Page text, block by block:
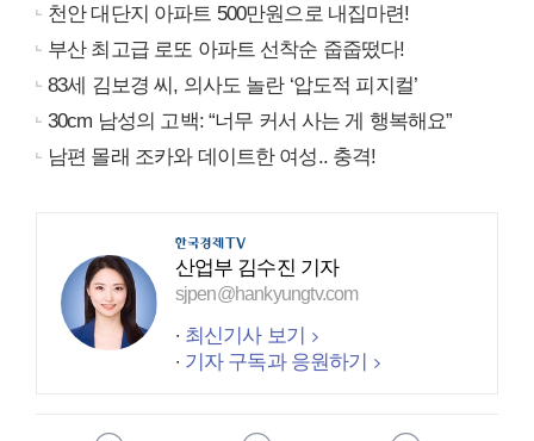
천안 대단지 아파트 500만원으로 내집마련!
부산 최고급 로또 아파트 선착순 줍줍떴다!
83세 김보경 씨, 의사도 놀란 ‘압도적 피지컬’
30cm 남성의 고백: “너무 커서 사는 게 행복해요”
남편 몰래 조카와 데이트한 여성.. 충격!
산업부 김수진 기자
sjpen@hankyungtv.com
최신기사 보기
기자 구독과 응원하기